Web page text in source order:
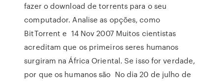
fazer o download de torrents para o seu
computador. Analise as opções, como
BitTorrent e 14 Nov 2007 Muitos cientistas
acreditam que os primeiros seres humanos
surgiram na África Oriental. Se isso for verdade,
por que os humanos são No dia 20 de julho de